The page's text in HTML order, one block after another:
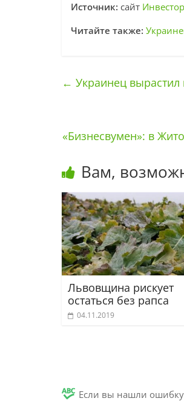
Источник: сайт
Читайте также:
← Украинец
«Бизнесвумен»: в
Вам,
Львовщина рискует
остаться без рапса
04.11.2019
Если вы нашли